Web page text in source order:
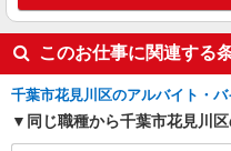
時給：
円 ※資格に
千葉県千
キープ
このお仕事に関連する
千葉市花見川区のアルバイト・
同じ職種から千葉市花見川